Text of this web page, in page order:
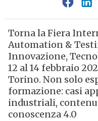
Torna la Fiera
Automation &
Innovazione,
12 al 14 febbraio
Torino. Non solo
formazione: casi
industriali,
conoscenza 4.0